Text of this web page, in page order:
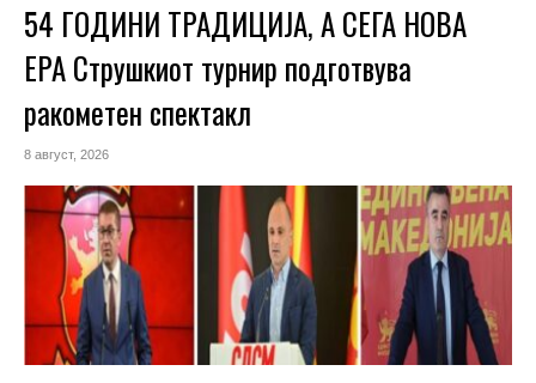
54 ГОДИНИ ТРАДИЦИЈА, А СЕГА НОВА
ЕРА Струшкиот турнир подготвува
ракометен спектакл
8 август, 2026